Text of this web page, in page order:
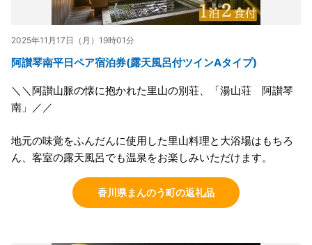
2025年11月17日（月）19時01分
阿讃琴南平日ペア宿泊券(露天風呂付ツインAタイプ)
＼＼阿讃山脈の懐に抱かれた里山の別荘、「湯山荘 阿讃琴
南」／／
地元の味覚をふんだんに使用した里山料理と大浴場はもちろ
ん、客室の露天風呂でも温泉をお楽しみいただけます。
香川県まんのう町の返礼品